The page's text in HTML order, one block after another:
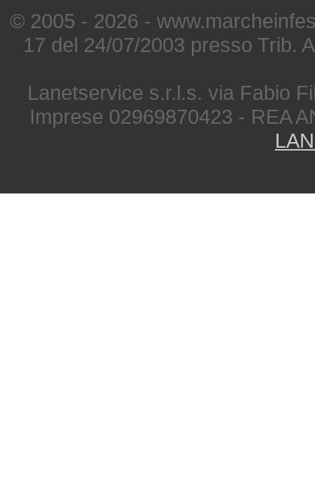
© 2005 - 2026 -
17 del 24/07/2003 presso Trib.
Lanetservice s.r.l.s. via Fabio
Imprese 02969870423 - REA